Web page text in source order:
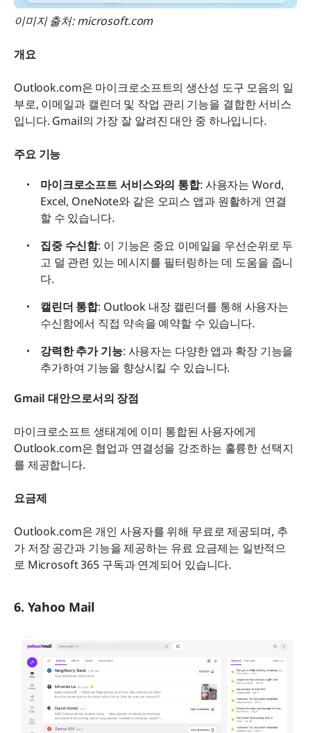
이미지 출처: microsoft.com
개요
Outlook.com은 마이크로소프트의 생산성 도구 모음의 일
부로, 이메일과 캘린더 및 작업 관리 기능을 결합한 서비스
입니다. Gmail의 가장 잘 알려진 대안 중 하나입니다.
주요 기능
마이크로소프트 서비스와의 통합: 사용자는 Word,
Excel, OneNote와 같은 오피스 앱과 원활하게 연결
할 수 있습니다.
집중 수신함: 이 기능은 중요 이메일을 우선순위로 두
고 덜 관련 있는 메시지를 필터링하는 데 도움을 줍니
다.
캘린더 통합: Outlook 내장 캘린더를 통해 사용자는
수신함에서 직접 약속을 예약할 수 있습니다.
강력한 추가 기능: 사용자는 다양한 앱과 확장 기능을
추가하여 기능을 향상시킬 수 있습니다.
Gmail 대안으로서의 장점
마이크로소프트 생태계에 이미 통합된 사용자에게
Outlook.com은 협업과 연결성을 강조하는 훌륭한 선택지
를 제공합니다.
요금제
Outlook.com은 개인 사용자를 위해 무료로 제공되며, 추
가 저장 공간과 기능을 제공하는 유료 요금제는 일반적으
로 Microsoft 365 구독과 연계되어 있습니다.
6. Yahoo Mail